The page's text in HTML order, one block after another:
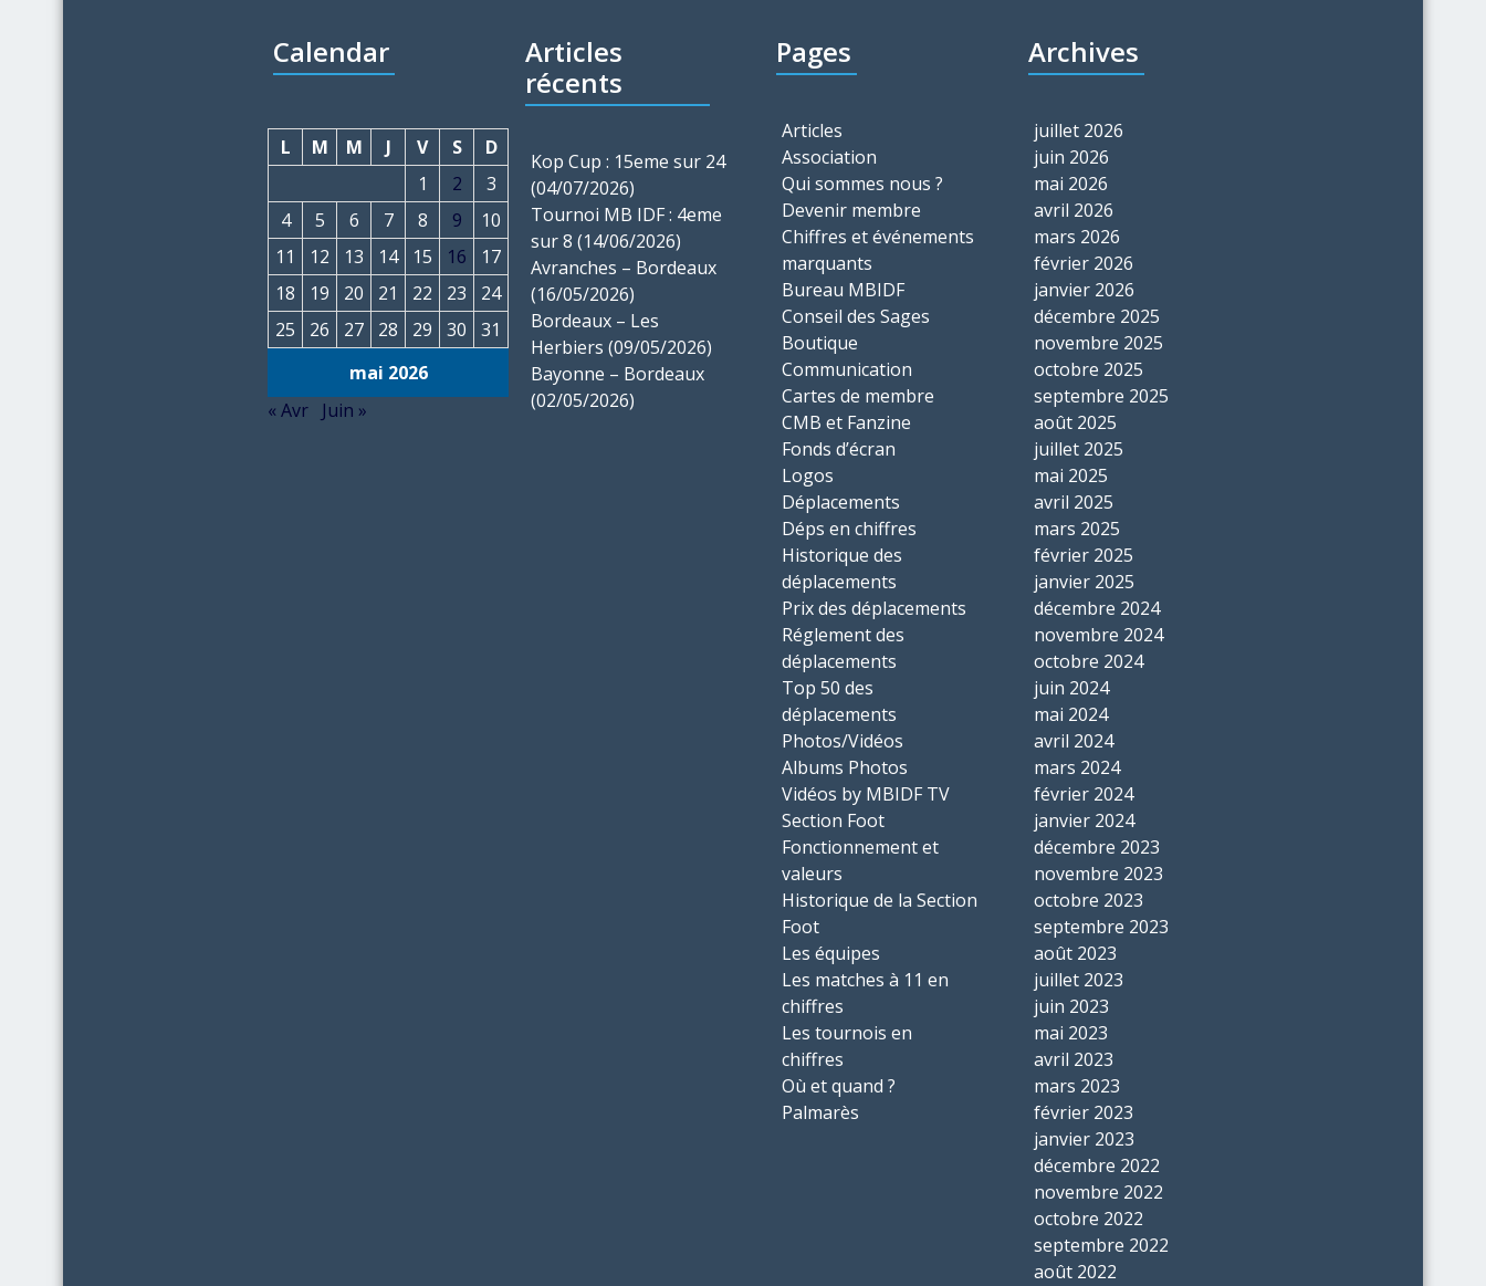
Calendar
mai 2026
L M M J V S
D
1
2
3
4
5 6 7 8 9
10
11
12 13 14 15 16
17
18
19 20 21 22 23
24
25
26 27 28 29 30 31
« Avr Juin »
Articles
récents
Kop Cup : 15eme sur 24
(04/07/2026)
Tournoi MB IDF : 4eme
sur 8 (14/06/2026)
Avranches – Bordeaux
(16/05/2026)
Bordeaux – Les
Herbiers (09/05/2026)
Bayonne – Bordeaux
(02/05/2026)
Pages
Articles
Association
Qui sommes nous ?
Devenir membre
Chiffres et événements
marquants
Bureau MBIDF
Conseil des Sages
Boutique
Communication
Cartes de membre
CMB et Fanzine
Fonds d’écran
Logos
Déplacements
Déps en chiffres
Historique des
déplacements
Prix des déplacements
Réglement des
déplacements
Top 50 des
déplacements
Photos/Vidéos
Albums Photos
Vidéos by MBIDF TV
Section Foot
Fonctionnement et
valeurs
Historique de la Section
Foot
Les équipes
Les matches à 11 en
chiffres
Les tournois en
chiffres
Où et quand ?
Palmarès
Archives
juillet 2026
juin 2026
mai 2026
avril 2026
mars 2026
février 2026
janvier 2026
décembre 2025
novembre 2025
octobre 2025
septembre 2025
août 2025
juillet 2025
mai 2025
avril 2025
mars 2025
février 2025
janvier 2025
décembre 2024
novembre 2024
octobre 2024
juin 2024
mai 2024
avril 2024
mars 2024
février 2024
janvier 2024
décembre 2023
novembre 2023
octobre 2023
septembre 2023
août 2023
juillet 2023
juin 2023
mai 2023
avril 2023
mars 2023
février 2023
janvier 2023
décembre 2022
novembre 2022
octobre 2022
septembre 2022
août 2022